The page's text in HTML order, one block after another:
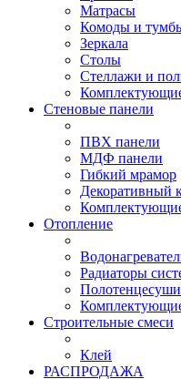
Матрасы
Комоды и
Зеркала
Столы
Стеллажи и
Стеновые панели
ПВХ панели
МДФ панели
Гибкий мрамор
Декоративный
Отопление
Радиаторы
Строительные смеси
Клей
РАСПРОДАЖА